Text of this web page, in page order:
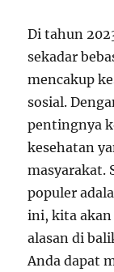
Di tahun
sekadar
mencakup
sosial.
pentingnya
kesehatan
masyarakat.
populer
ini, kita
alasan di
Anda dapat